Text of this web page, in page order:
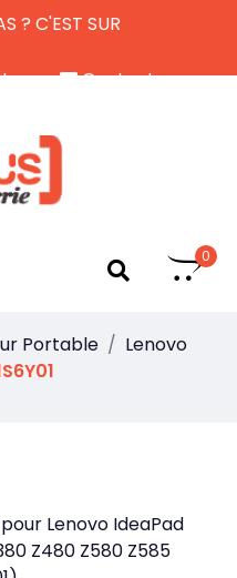
? C'EST SUR
Contactez-nous
0
Portable
Lenovo